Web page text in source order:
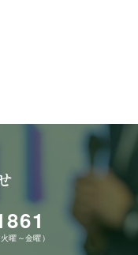
曜～金曜）